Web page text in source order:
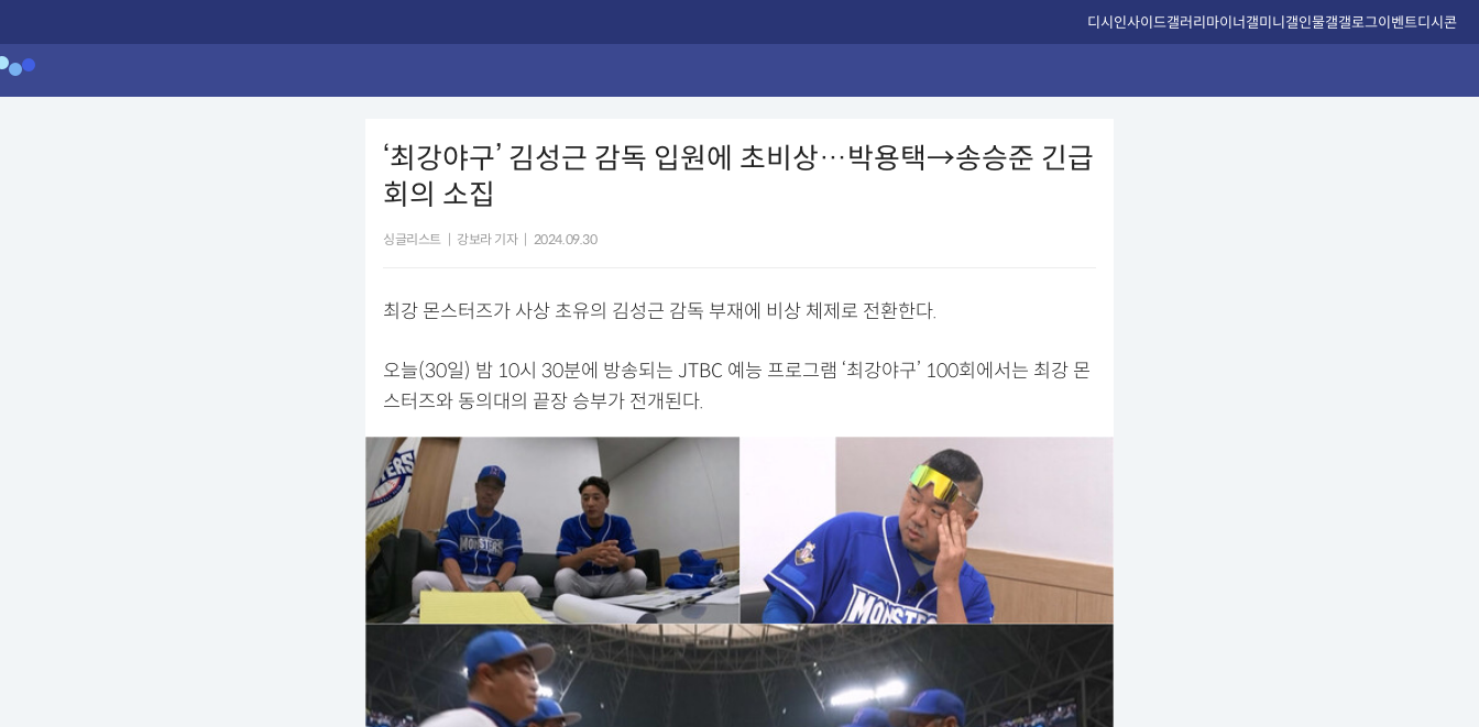
디시인사이드갤러리마이너갤미니갤인물갤갤로그이벤트디시콘
‘최강야구’ 김성근 감독 입원에 초비상…박용택→송승준 긴급
회의 소집
싱글리스트 강보라 기자 2024.09.30
최강 몬스터즈가 사상 초유의 김성근 감독 부재에 비상 체제로 전환한다.
오늘(30일) 밤 10시 30분에 방송되는 JTBC 예능 프로그램 ‘최강야구’ 100회에서는 최강 몬
스터즈와 동의대의 끝장 승부가 전개된다.